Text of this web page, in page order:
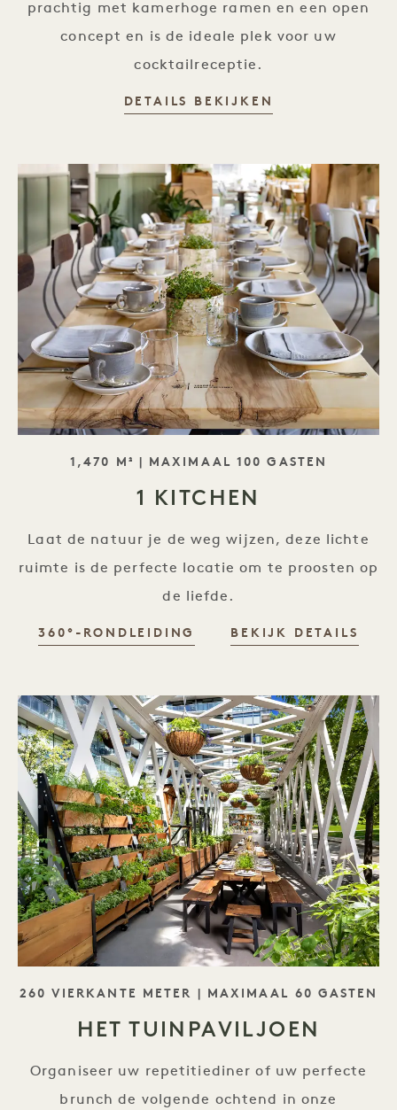
prachtig met kamerhoge ramen en een open
concept en is de ideale plek voor uw
cocktailreceptie.
DETAILS BEKIJKEN
SLOGAN
1,470 M² | MAXIMAAL 100 GASTEN
1 KITCHEN
Laat de natuur je de weg wijzen, deze lichte
ruimte is de perfecte locatie om te proosten op
de liefde.
360°-RONDLEIDING BEKIJK DETAILS
SLOGAN
260 VIERKANTE METER | MAXIMAAL 60 GASTEN
HET TUINPAVILJOEN
Organiseer uw repetitiediner of uw perfecte
brunch de volgende ochtend in onze